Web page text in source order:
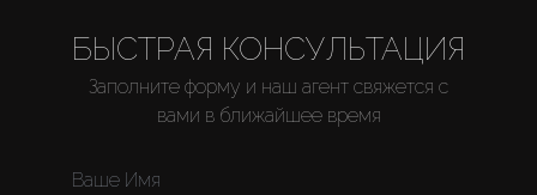
Аренда
БЫСТРАЯ КОНСУЛЬТАЦИЯ
Заполните форму и наш агент свяжется с
вами в ближайшее время